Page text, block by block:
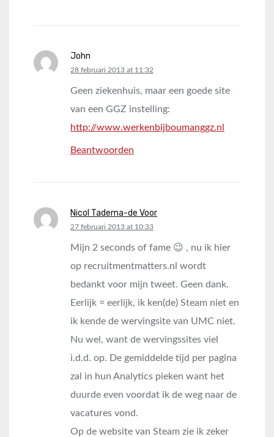
John
says:
28 februari 2013 at 11:32
Geen ziekenhuis, maar een goede site
van een GGZ instelling:
http://www.werkenbijboumanggz.nl
Beantwoorden
Nicol Tadema-de Voor
says:
27 februari 2013 at 10:33
Mijn 2 seconds of fame 😉 , nu ik hier
op recruitmentmatters.nl wordt
bedankt voor mijn tweet. Geen dank.
Eerlijk = eerlijk, ik ken(de) Steam niet en
ik kende de wervingsite van UMC niet.
Nu wel, want de wervingssites viel
i.d.d. op. De gemiddelde tijd per pagina
zal in hun Analytics pieken want het
duurde even voordat ik de weg naar de
vacatures vond.
Op de website van Steam zie ik zeker